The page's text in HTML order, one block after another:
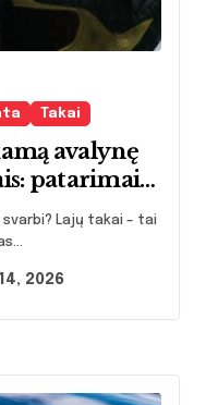
Takai
avalynę
patarimai
patyrusiems
2026